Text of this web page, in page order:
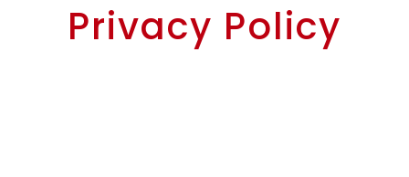
Privacy Policy